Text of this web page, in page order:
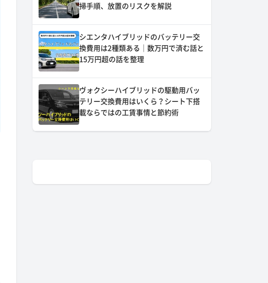
掃手順、放置のリスクを解説
シエンタハイブリッドのバッテリー交
換費用は2種類ある｜数万円で済む話と
15万円超の話を整理
ヴォクシーハイブリッドの駆動用バッ
テリー交換費用はいくら？シート下搭
載ならではの工賃事情と節約術